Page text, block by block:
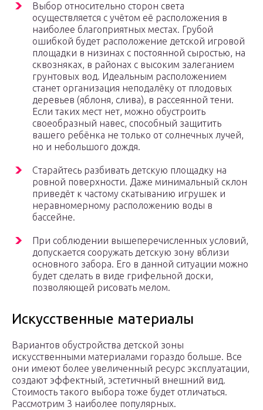
Выбор относительно сторон света
осуществляется с учётом её расположения в
наиболее благоприятных местах. Грубой
ошибкой будет расположение детской игровой
площадки в низинах с постоянной сыростью, на
сквозняках, в районах с высоким залеганием
грунтовых вод. Идеальным расположением
станет организация неподалёку от плодовых
деревьев (яблоня, слива), в рассеянной тени.
Если таких мест нет, можно обустроить
своеобразный навес, способный защитить
вашего ребёнка не только от солнечных лучей,
но и небольшого дождя.
Старайтесь разбивать детскую площадку на
ровной поверхности. Даже минимальный склон
приведёт к частому скатыванию игрушек и
неравномерному расположению воды в
бассейне.
При соблюдении вышеперечисленных условий,
допускается сооружать детскую зону вблизи
основного забора. Его в данной ситуации можно
будет сделать в виде грифельной доски,
позволяющей рисовать мелом.
Искусственные материалы
Вариантов обустройства детской зоны
искусственными материалами гораздо больше. Все
они имеют более увеличенный ресурс эксплуатации,
создают эффектный, эстетичный внешний вид.
Стоимость такого выбора тоже будет отличаться.
Рассмотрим 3 наиболее популярных.